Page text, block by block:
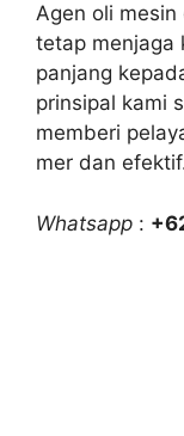
Agen oli
tetap menjaga
panjang
prinsipal kami
memberi
mer dan
Whatsapp :